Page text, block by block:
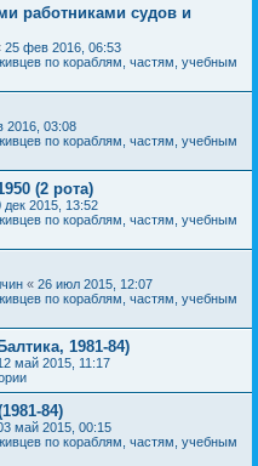
работниками судов и
25 фев 2016, 06:53
по кораблям, частям, учебным
2016, 03:08
по кораблям, частям, учебным
(2 рота)
дек 2015, 13:52
по кораблям, частям, учебным
« 26 июл 2015, 12:07
по кораблям, частям, учебным
1981-84)
май 2015, 11:17
84)
май 2015, 00:15
по кораблям, частям, учебным